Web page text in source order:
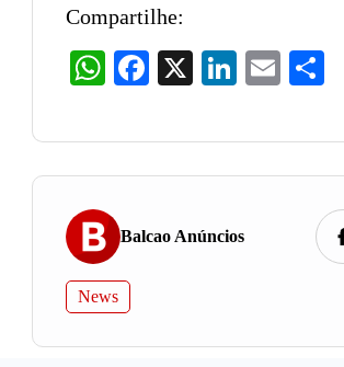
Compartilhe:
WhatsAppFacebook LinkedIn
Email
Balcao Anúncios
News